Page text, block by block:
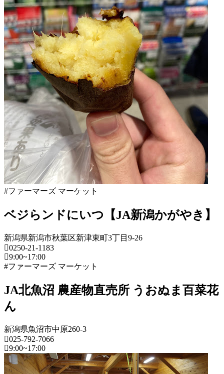
ー
ズ
マ
ー
ケ
ッ
ト
2022
年
8
月
18
日
2022
年
8
月
20
日
直
売
所
ね
っ
と
#ファーマーズ マーケット
ベジらンドにいつ【JA新潟かがやき】
新潟県新潟市秋葉区新津東町3丁目9-26
0250-21-1183
9:00~17:00
潟
県
フ
ァ
ー
マ
ー
ズ
#ファーマーズ マーケット
JA北魚沼 農産物直売所 うおぬま百菜花
ん
新潟県魚沼市中原260-3
025-792-7066
9:00~17:00
新